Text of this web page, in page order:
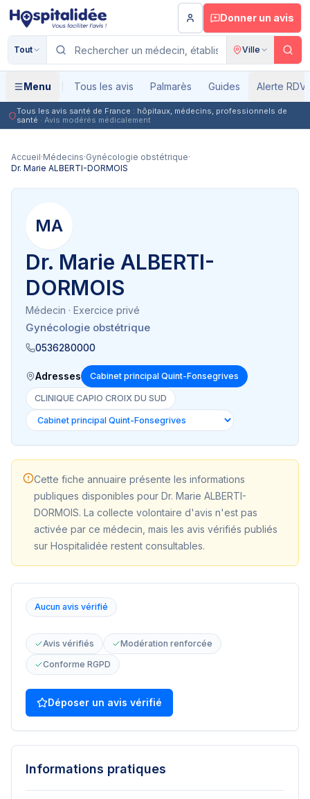
Aller au contenu principal
Donner un avis
Tout Ville
Menu Tous les avis Palmarès Guides Alerte RDV
Tous les avis santé de France : hôpitaux, médecins, professionnels de
santé · Avis modérés médicalement
Accueil·Médecins·Gynécologie obstétrique·
Dr. Marie ALBERTI-DORMOIS
MA
Dr. Marie ALBERTI-
DORMOIS
Médecin · Exercice privé
Gynécologie obstétrique
0536280000
Adresses Cabinet principal Quint-Fonsegrives
CLINIQUE CAPIO CROIX DU SUD
Cette fiche annuaire présente les informations
publiques disponibles pour Dr. Marie ALBERTI-
DORMOIS. La collecte volontaire d'avis n'est pas
activée par ce médecin, mais les avis vérifiés publiés
sur Hospitalidée restent consultables.
Aucun avis vérifié
Avis vérifiés
Modération renforcée
Conforme RGPD
Déposer un avis vérifié
Informations pratiques